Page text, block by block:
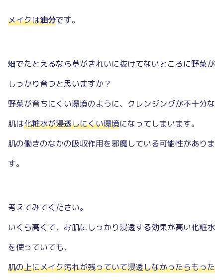
メイクは油分です。
畑でたとえるなら草がきれいに抜けてないところに野菜が
しっかり育つと思いますか？
野菜が育ちにくい環境のように、クレンジングが不十分な
肌は化粧水が浸透しにくい環境になってしまいます。
肌の働きのなかの吸収作用を邪魔している可能性がありま
す。
考えてみてください。
いくら高くて、お肌にしっかり浸透する効果が高い化粧水
を使っていても、
肌の上にメイク汚れが残っていて浸透しなかったらもった